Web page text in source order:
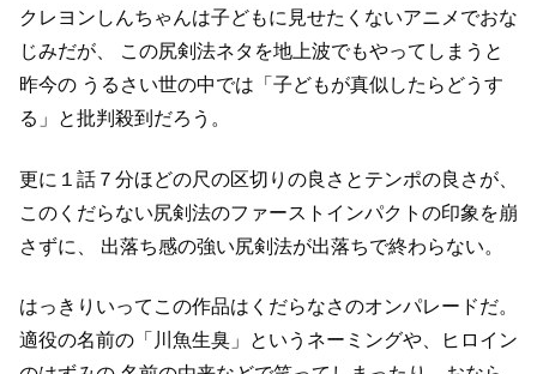
クレヨンしんちゃんは子どもに見せたくないアニメでおな
じみだが、
この尻剣法ネタを地上波でもやってしまうと
昨今の うるさい世の中では「子どもが真似したらどうす
る」と批判殺到だろう。
更に１話７分ほどの尺の区切りの良さとテンポの良さが、
このくだらない尻剣法のファーストインパクトの印象を崩
さずに、
出落ち感の強い尻剣法が出落ちで終わらない。
はっきりいってこの作品はくだらなさのオンパレードだ。
適役の名前の「川魚生臭」というネーミングや、ヒロイン